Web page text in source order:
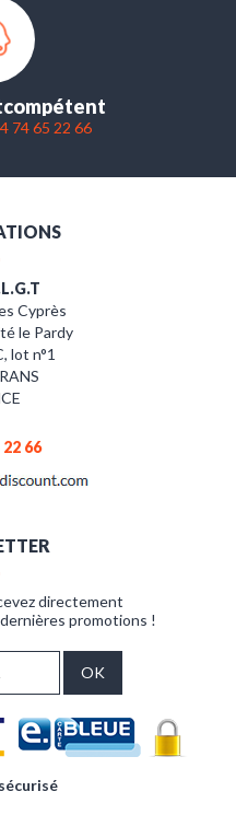
compétent
74 65 22 66
Cyprès
le Pardy
lot n°1
22 66
directement
promotions !